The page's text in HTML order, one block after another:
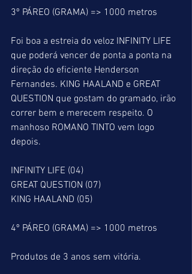
3º PÁREO (GRAMA) => 1000 metros
Foi boa a estreia do veloz INFINITY LIFE
que poderá vencer de ponta a ponta na
direção do eficiente Henderson
Fernandes. KING HAALAND e GREAT
QUESTION que gostam do gramado, irão
correr bem e merecem respeito. O
manhoso ROMANO TINTO vem logo
depois.
INFINITY LIFE (04)
GREAT QUESTION (07)
KING HAALAND (05)
4º PÁREO (GRAMA) => 1000 metros
Produtos de 3 anos sem vitória.